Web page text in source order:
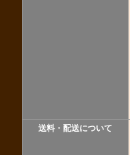
送料・配送について